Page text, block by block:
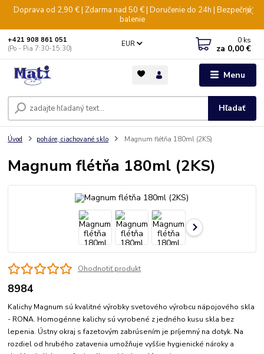
Doprava od 2,90 € | Zdarma nad 50 € | Doručenie do 24h | Bezpečné
balenie
Menu
EUR
Hľadať
+421 908 861 051
(Po - Pia 7:30-15:30)
0 ks
za 0,00 €
Úvod poháre, ciachované sklo Magnum flétňa 180ml (2KS)
Magnum flétňa 180ml (2KS)
Ohodnotiť produkt
8984
Kalichy Magnum sú kvalitné výrobky svetového výrobcu nápojového skla
- RONA. Homogénne kalichy sú vyrobené z jedného kusu skla bez
lepenia. Ústny okraj s fazetovým zabrúsením je príjemný na dotyk. Na
rozdiel od hrubého zatavenia umožňuje vyššie hygienické nároky a